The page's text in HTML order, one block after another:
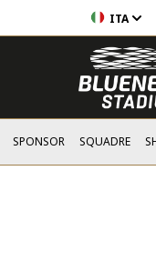
ITA
SPONSOR SQUADRE